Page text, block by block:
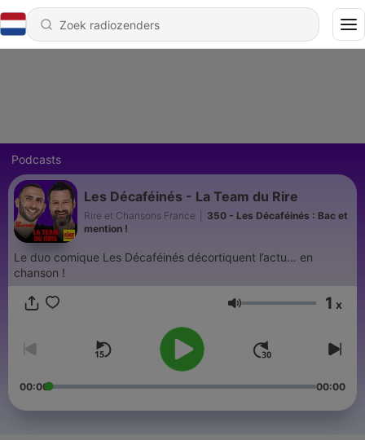
Podcasts
Les Décaféinés - La Team du Rire
Rire et Chansons France
350 - Les Décaféinés : Bac et
mention !
Le duo comique Les Décaféinés décortiquent l’actu… en
chanson !
Volume 1 x
00:00 00:00